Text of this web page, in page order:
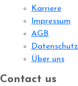
Karriere
Impressum
AGB
Datenschutz
Über uns
Contact us